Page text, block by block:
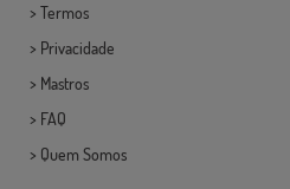
> Termos
> Privacidade
> Mastros
> FAQ
> Quem Somos